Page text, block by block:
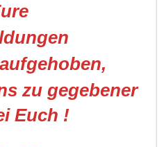
zu gegebener
Euch !